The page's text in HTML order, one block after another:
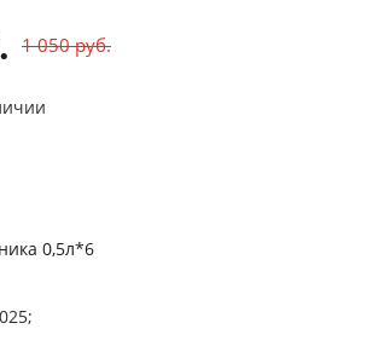
1 050 руб.
0,5л*6